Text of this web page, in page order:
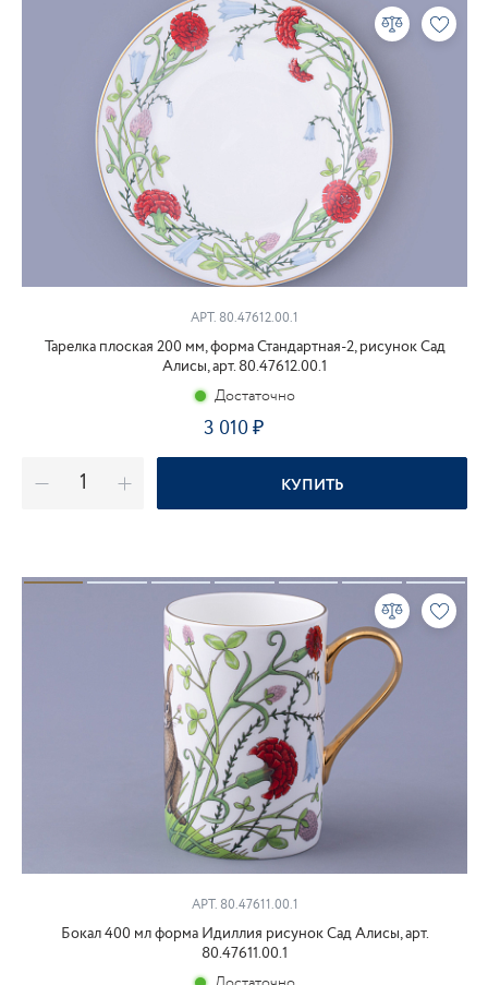
АРТ. 80.47612.00.1
Тарелка плоская 200 мм, форма Стандартная-2, рисунок Сад
Алисы, арт. 80.47612.00.1
Достаточно
3 010₽
КУПИТЬ
АРТ. 80.47611.00.1
Бокал 400 мл форма Идиллия рисунок Сад Алисы, арт.
80.47611.00.1